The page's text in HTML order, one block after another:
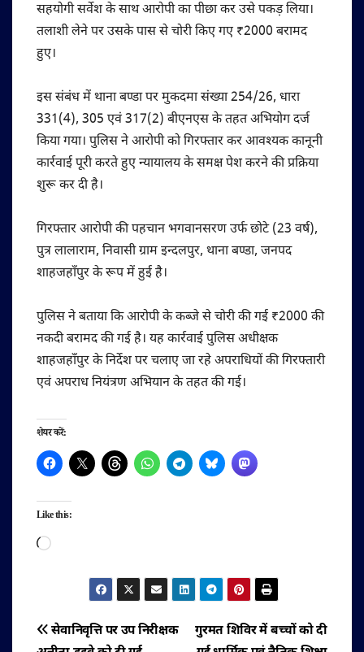
सहयोगी सर्वेश के साथ आरोपी का पीछा कर उसे पकड़ लिया।
तलाशी लेने पर उसके पास से चोरी किए गए ₹2000 बरामद
हुए।
इस संबंध में थाना बण्डा पर मुकदमा संख्या 254/26, धारा
331(4), 305 एवं 317(2) बीएनएस के तहत अभियोग दर्ज
किया गया। पुलिस ने आरोपी को गिरफ्तार कर आवश्यक कानूनी
कार्रवाई पूरी करते हुए न्यायालय के समक्ष पेश करने की प्रक्रिया
शुरू कर दी है।
गिरफ्तार आरोपी की पहचान भगवानसरण उर्फ छोटे (23 वर्ष),
पुत्र लालाराम, निवासी ग्राम इन्दलपुर, थाना बण्डा, जनपद
शाहजहाँपुर के रूप में हुई है।
पुलिस ने बताया कि आरोपी के कब्जे से चोरी की गई ₹2000 की
नकदी बरामद की गई है। यह कार्रवाई पुलिस अधीक्षक
शाहजहाँपुर के निर्देश पर चलाए जा रहे अपराधियों की गिरफ्तारी
एवं अपराध नियंत्रण अभियान के तहत की गई।
शेयर करें:
Like this:
Loading…
पोस्ट
गुरमत शिविर में बच्चों को दी
सेवानिवृत्ति पर उप निरीक्षक